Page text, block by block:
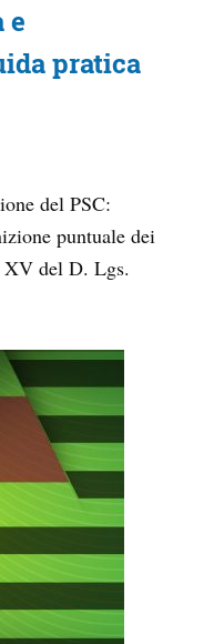
e
pratica
del PSC:
puntuale dei
XV del D. Lgs.